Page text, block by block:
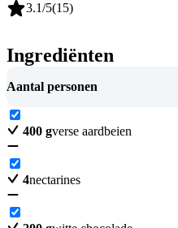
3.1/5(15)
Ingrediënten
Aantal personen
400 gverse aardbeien
4nectarines